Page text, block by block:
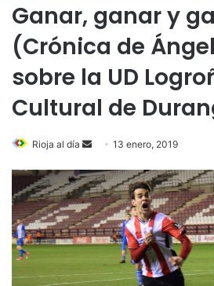
Ganar, ganar y
(Crónica de
sobre la UD
Cultural de
Rioja al día
n
d
a
n
m
13 enero, 2019